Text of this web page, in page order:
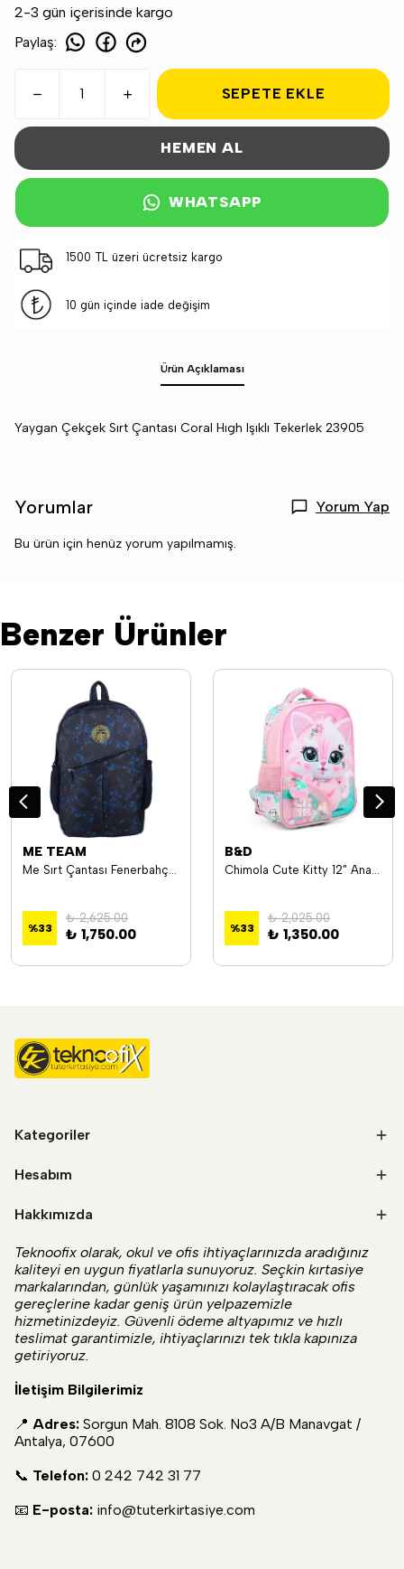
2-3 gün içerisinde kargo
Paylaş:
SEPETE EKLE
HEMEN AL
WHATSAPP
1500 TL üzeri ücretsiz kargo
10 gün içinde iade değişim
Ürün Açıklaması
Yaygan Çekçek Sırt Çantası Coral Hıgh Işıklı Tekerlek 23905
Yorumlar Yorum Yap
Bu ürün için henüz yorum yapılmamış.
Benzer Ürünler
ME TEAM
Me Sırt Çantası Fenerbahçe Comfort 24713
%33
₺ 2,625.00
₺ 1,750.00
B&D
Chimola Cute Kitty 12" Anaokulu Sırt Çantası BT165
%33
₺ 2,025.00
₺ 1,350.00
Kategoriler
Hesabım
Hakkımızda
Teknoofix olarak, okul ve ofis ihtiyaçlarınızda aradığınız
kaliteyi en uygun fiyatlarla sunuyoruz. Seçkin kırtasiye
markalarından, günlük yaşamınızı kolaylaştıracak ofis
gereçlerine kadar geniş ürün yelpazemizle
hizmetinizdeyiz. Güvenli ödeme altyapımız ve hızlı
teslimat garantimizle, ihtiyaçlarınızı tek tıkla kapınıza
getiriyoruz.
İletişim Bilgilerimiz
📍 Adres: Sorgun Mah. 8108 Sok. No3 A/B Manavgat /
Antalya, 07600
📞 Telefon: 0 242 742 31 77
📧 E-posta: info@tuterkirtasiye.com